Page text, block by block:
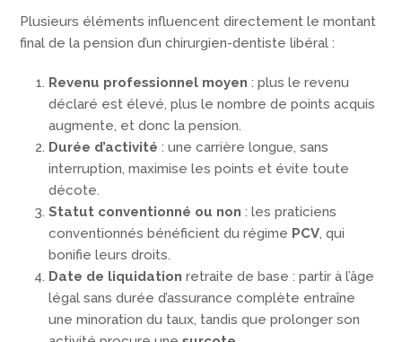
Plusieurs éléments influencent directement le montant
final de la pension d’un chirurgien-dentiste libéral :
Revenu professionnel moyen : plus le revenu
déclaré est élevé, plus le nombre de points acquis
augmente, et donc la pension.
Durée d’activité : une carrière longue, sans
interruption, maximise les points et évite toute
décote.
Statut conventionné ou non : les praticiens
conventionnés bénéficient du régime PCV, qui
bonifie leurs droits.
Date de liquidation retraite de base : partir à l’âge
légal sans durée d’assurance complète entraîne
une minoration du taux, tandis que prolonger son